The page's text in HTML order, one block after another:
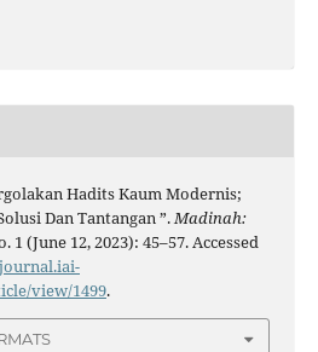
Hadits Kaum Modernis;
Dan Tantangan ”.Madinah:
1 (June 12, 2023): 45–57. Accessed
view/1499.